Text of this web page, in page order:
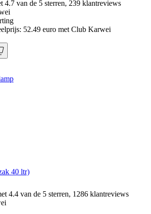
4.7 van de 5 sterren, 239 klantreviews
52.49 euro met Club Karwei
40 ltr)
4.4 van de 5 sterren, 1286 klantreviews